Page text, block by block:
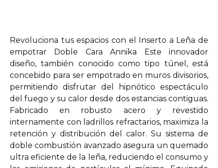
Revoluciona tus espacios con el Inserto a Leña de
empotrar Doble Cara Annika Este innovador
diseño, también conocido como tipo túnel, está
concebido para ser empotrado en muros divisorios,
permitiendo disfrutar del hipnótico espectáculo
del fuego y su calor desde dos estancias contiguas.
Fabricado en robusto acero y revestido
internamente con ladrillos refractarios, maximiza la
retención y distribución del calor. Su sistema de
doble combustión avanzado asegura un quemado
ultra eficiente de la leña, reduciendo el consumo y